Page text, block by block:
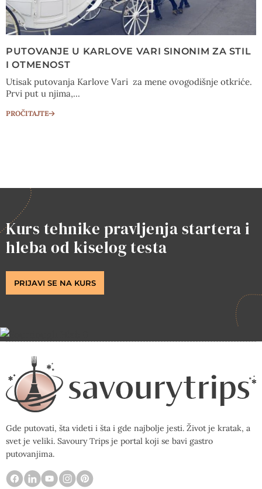
PUTOVANJE U KARLOVE VARI SINONIM ZA STIL
I OTMENOST
Utisak putovanja Karlove Vari za mene ovogodišnje otkriće.
Prvi put u njima,...
PROČITAJTE
Kurs tehnike pravljenja startera i
hleba od kiselog testa
PRIJAVI SE NA KURS
Gde putovati, šta videti i šta i gde najbolje jesti. Život je kratak, a
svet je veliki. Savoury Trips je portal koji se bavi gastro
putovanjima.